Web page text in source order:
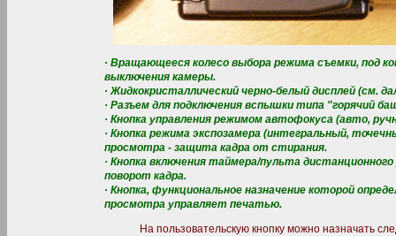
· Вращающееся колесо выбора режима съемки, под
выключения камеры.
· Жидкокристаллический черно-белый дисплей (см.
· Разъем для подключения вспышки типа "горячий
· Кнопка управления режимом автофокуса (авто,
· Кнопка режима экспозамера (интегральный,
просмотра - защита кадра от стирания.
· Кнопка включения таймера/пульта
поворот кадра.
· Кнопка, функциональное назначение которой
просмотра управляет печатью.
На пользовательскую кнопку можно назначать